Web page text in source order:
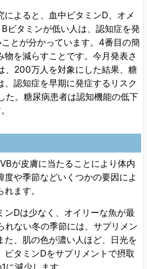
よると、血中ビタミンD、オメ
ビタミンが低い人は、認知症を発
とが分かっています。4番目の簡
を減らすことです。今月発表さ
200万人を対象にした結果、糖
認知症を早期に発症するリスク
た。糖尿病患者は認知機能の低下
が皮膚に当たることにより体内
や季節などいくつかの要因によ
ます。
ンDは少なく、オイリーな魚が最
れない冬の季節には、サプリメン
た、肌の色が濃い人ほど、日光を
タミンDをサプリメントで摂取